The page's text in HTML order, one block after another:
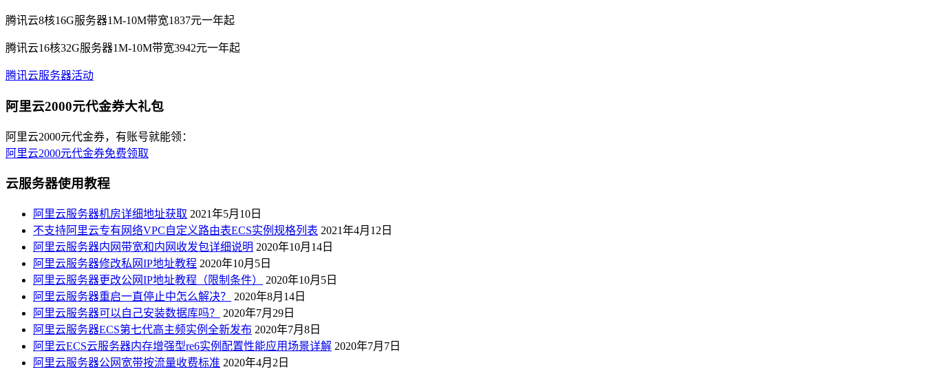
腾讯云8核16G服务器1M-10M带宽1837元一年起
腾讯云16核32G服务器1M-10M带宽3942元一年起
腾讯云服务器活动
阿里云2000元代金券大礼包
阿里云2000元代金券，有账号就能领：
阿里云2000元代金券免费领取
云服务器使用教程
阿里云服务器机房详细地址获取 2021年5月10日
不支持阿里云专有网络VPC自定义路由表ECS实例规格列表 2021年4月12日
阿里云服务器内网带宽和内网收发包详细说明 2020年10月14日
阿里云服务器修改私网IP地址教程 2020年10月5日
阿里云服务器更改公网IP地址教程（限制条件）
2020年10月5日
阿里云服务器重启一直停止中怎么解决？
2020年8月14日
阿里云服务器可以自己安装数据库吗？
2020年7月29日
阿里云服务器ECS第七代高主频实例全新发布 2020年7月8日
阿里云ECS云服务器内存增强型re6实例配置性能应用场景详解 2020年7月7日
阿里云服务器公网宽带按流量收费标准 2020年4月2日